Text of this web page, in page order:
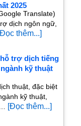
2025
Translate)
dịch ngôn ngữ,
thêm...]
trợ dịch tiếng
kỹ thuật
thuật, đặc biệt
kỹ thuật,
[Đọc thêm...]